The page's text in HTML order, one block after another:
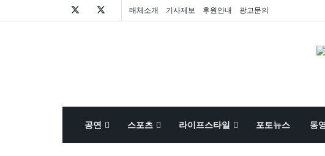
매체소개 기사제보 후원안내 광고문의
공연 스포츠 라이프스타일 포토뉴스 동